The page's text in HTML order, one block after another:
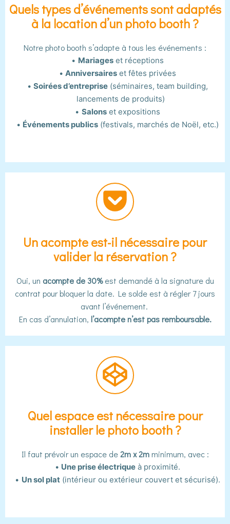
Quels types d’événements sont adaptés
à la location d’un photo booth ?
Notre photo booth s’adapte à tous les événements :
Mariageset réceptions
Anniversaires et fêtes privées
Soirées d’entreprise (séminaires, team building,
lancements de produits)
Salonset expositions
Événements publics (festivals, marchés de Noël, etc.)
Un acompte est-il nécessaire pour
valider la réservation ?
Oui, un acompte de 30%est demandé à la signature du
contrat pour bloquer la date. Le solde est à régler 7 jours
avant l’événement.
En cas d’annulation, l’acompte n’est pas remboursable.
Quel espace est nécessaire pour
installer le photo booth ?
Il faut prévoir un espace de2m x 2mminimum, avec :
Une prise électrique à proximité.
Un sol plat(intérieur ou extérieur couvert et sécurisé).